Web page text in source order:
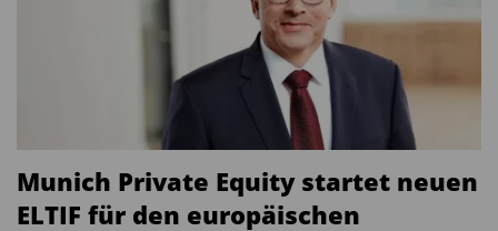
Munich Private Equity startet neuen
ELTIF für den europäischen